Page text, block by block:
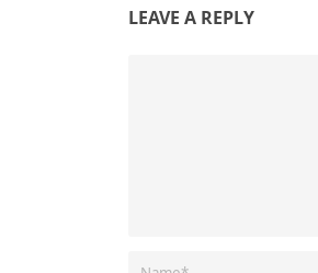
LEAVE A REPLY